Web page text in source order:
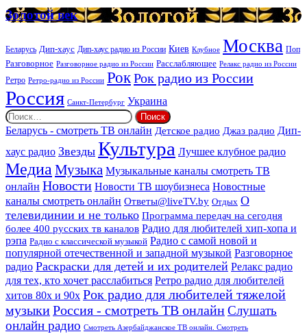
Золотой
век
Золотой век
Беларусь Дип-хаус Дип-хаус радио из России Киев Клубное Москва Поп
Разговорное Разговорное радио из России Расслабляющее Релакс радио из России
Ретро Ретро-радио из России РокРок радио из России
Россия Санкт-Петербург Украина
Найти:
Беларусь - смотреть ТВ онлайн Детское радио Джаз радио Дип-
хаус радио Звезды Культура Лучшее клубное радио
Медиа Музыка Музыкальные каналы смотреть ТВ
онлайн Новости Новости ТВ шоубизнеса Новостные
каналы смотреть онлайн Ответы@liveTV.by Отдых О
телевидинии и не только Программа передач на сегодня
более 400 русских тв каналов Радио для любителей хип-хопа и
рэпа Радио с классической музыкой Радио с самой новой и
популярной отечественной и западной музыкой Разговорное
радио Раскраски для детей и их родителей Релакс радио
для тех, кто хочет расслабиться Ретро радио для любителей
хитов 80х и 90х Рок радио для любителей тяжелой
музыкиРоссия - смотреть ТВ онлайнСлушать
онлайн радио Смотреть Азербайджанское ТВ онлайн. Смотреть